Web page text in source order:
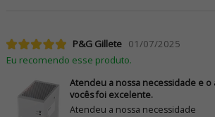
P&G Gillete 01/07/2025
Eu recomendo esse produto.
Atendeu a nossa necessidade e
vocês foi excelente.
Atendeu a nossa necessidade